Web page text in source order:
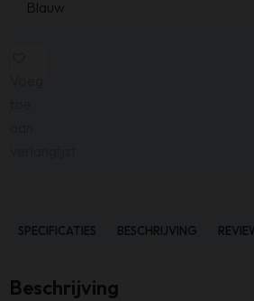
SPECIFICATIES BESCHRIJVING
Beschrijving